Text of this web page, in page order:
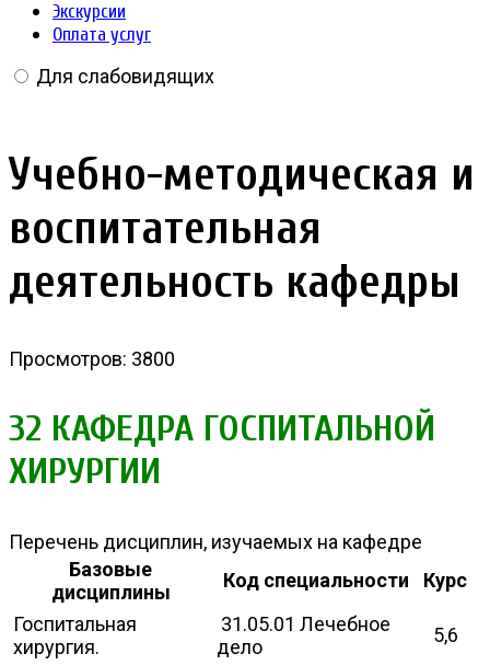
Экскурсии
Оплата услуг
Для слабовидящих
Учебно-методическая и
воспитательная
деятельность кафедры
Просмотров: 3800
32 КАФЕДРА ГОСПИТАЛЬНОЙ
ХИРУРГИИ
Перечень дисциплин, изучаемых на кафедре
Базовые
дисциплины
Код специальности
Курс
Госпитальная
хирургия.
31.05.01 Лечебное
дело
5,6